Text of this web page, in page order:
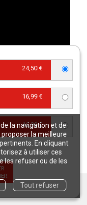
la navigation et de
proposer la meilleure
En cliquant
à utiliser ces
les refuser ou de les
Tout refuser
24,50 €
16,99 €
16,99 €